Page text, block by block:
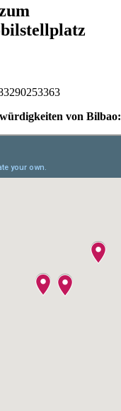
von Bilbao: